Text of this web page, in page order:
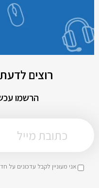
רוצים
הרשמו
אני מעוניין לקבל עדכונים